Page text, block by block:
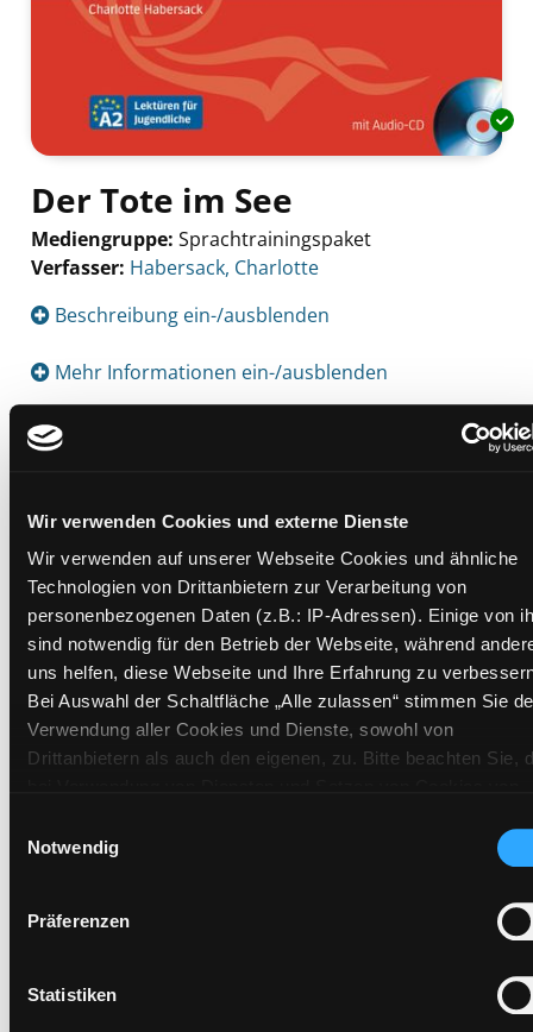
Wir verwenden Cookies und externe Dienste
Wir verwenden auf unserer Webseite Cookies und ähnliche
Technologien von Drittanbietern zur Verarbeitung von
personenbezogenen Daten (z.B.: IP-Adressen). Einige von
sind notwendig für den Betrieb der Webseite, während
uns helfen, diese Webseite und Ihre Erfahrung zu
Bei Auswahl der Schaltfläche „Alle zulassen“ stimmen Sie
Verwendung aller Cookies und Dienste, sowohl von
Drittanbietern als auch den eigenen, zu. Bitte beachten Sie,
(Länder außerhalb des EWR ohne adäquates
Datenschutzniveau) stattfinden kann. In diesem
ausgeschlossen werden. Eine Verarbeitung durch solche
Einwilligung erteilen („Auswahl erlauben“) oder auf die
Schaltfläche „Alle zulassen“ klicken. Unter dem Punkt
Notwendig
Präferenzen
Statistiken
Der Tote im See
Mediengruppe: Sprachtrainingspaket
Verfasser: Suche nach diesem Verfasser
Habersack, Charlotte
Beschreibung ein-/ausblenden
Mehr Informationen ein-/ausblenden
Zweigstelle:Nord - Geidorf
Signatur:PK.DF HAB
Standort 2: Ausleihe
Status:Transport
Vorbestellungen:0
Mediengruppe: Sprachtrainingspaket
Frist:
Zweigstelle:
Standort 2: